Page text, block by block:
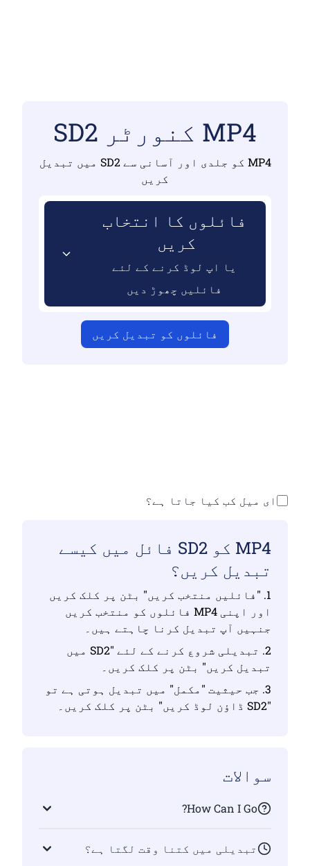
MP4 کنورٹر SD2
MP4 کو جلدی اور آسانی سے SD2 میں تبدیل
کریں
فائلوں کا انتخاب
کریں
یا اپ لوڈ کرنے کے لئے
فائلیں چھوڑ دیں
فائلوں کو تبدیل کریں
ای میل کب کیا جاتا ہے؟
MP4 کو SD2 فائل میں کیسے
تبدیل کریں؟
1. "فائلیں منتخب کریں" بٹن پر کلک کریں
اور اپنی MP4 فائلوں کو منتخب کریں
جنہیں آپ تبدیل کرنا چاہتے ہیں۔
2. تبدیلی شروع کرنے کے لئے "SD2 میں
تبدیل کریں" بٹن پر کلک کریں۔
3. جب حیثیت "مکمل" میں تبدیل ہوتی ہے تو
"SD2 ڈاؤن لوڈ کریں" بٹن پر کلک کریں۔
سوالات
How Can I Go?
تبدیلی میں کتنا وقت لگتا ہے؟